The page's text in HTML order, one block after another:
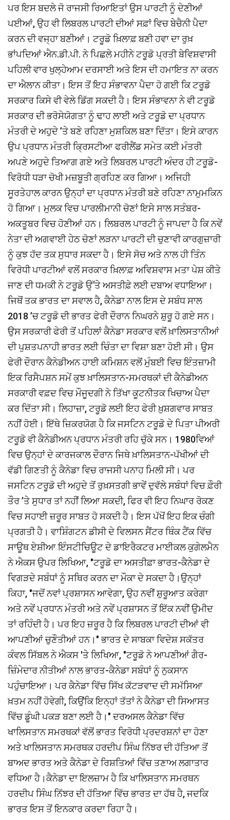
ਪਰ ਇਸ ਬਦਲੇ ਜੋ ਰਾਜਸੀ ਰਿਆਇਤਾਂ ਉਸ ਪਾਰਟੀ ਨੂੰ ਦੇਣੀਆਂ
ਪਈਆਂ, ਉਹ ਵੀ ਲਿਬਰਲ ਪਾਰਟੀ ਦੀਆਂ ਸਫ਼ਾਂ ਵਿਚ ਬੇਚੈਨੀ ਪੈਦਾ
ਕਰਨ ਦੀ ਵਜ੍ਹਾ ਬਣੀਆਂ। ਟਰੂਡੋ ਖ਼ਿਲਾਫ਼ ਬਣੀ ਹਵਾ ਦਾ ਰੁਖ਼
ਭਾਂਪਦਿਆਂ ਐਨ.ਡੀ.ਪੀ. ਨੇ ਪਿਛਲੇ ਮਹੀਨੇ ਟਰੂਡੋ ਪ੍ਰਤੀ ਬੇਵਿਸ਼ਵਾਸੀ
ਪਹਿਲੀ ਵਾਰ ਖੁਲ੍ਹੇਆਮ ਦਰਸਾਈ ਅਤੇ ਇਸ ਦੀ ਹਮਾਇਤ ਨਾ ਕਰਨ
ਦਾ ਐਲਾਨ ਕੀਤਾ। ਇਸ ਤੋਂ ਇਹ ਸੰਭਾਵਨਾ ਪੈਦਾ ਹੋ ਗਈ ਕਿ ਟਰੂਡੋ
ਸਰਕਾਰ ਕਿਸੇ ਵੀ ਵੇਲੇ ਡਿੱਗ ਸਕਦੀ ਹੈ। ਇਸ ਸੰਭਾਵਨਾ ਨੇ ਵੀ ਟਰੂਡੋ
ਸਰਕਾਰ ਦੀ ਭਰੋਸੇਯੋਗਤਾ ਨੂੰ ਢਾਹ ਲਾਈ ਅਤੇ ਟਰੂਡੋ ਦਾ ਪ੍ਰਧਾਨ
ਮੰਤਰੀ ਦੇ ਅਹੁਦੇ ’ਤੇ ਬਣੇ ਰਹਿਣਾ ਮੁਸ਼ਕਿਲ ਬਣਾ ਦਿੱਤਾ। ਇਸੇ ਕਾਰਨ
ਉਪ ਪ੍ਰਧਾਨ ਮੰਤਰੀ ਕ੍ਰਿਸਟੀਆ ਫਰੀਲੈਂਡ ਸਮੇਤ ਕਈ ਮੰਤਰੀ
ਅਪਣੇ ਅਹੁਦੇ ਤਿਆਗ ਗਏ ਅਤੇ ਲਿਬਰਲ ਪਾਰਟੀ ਅੰਦਰ ਹੀ ਟਰੂਡੋ-
ਵਿਰੋਧੀ ਧੜਾ ਚੋਖੀ ਮਜ਼ਬੂਤੀ ਗ੍ਰਹਿਣ ਕਰ ਗਿਆ। ਅਜਿਹੀ
ਸੂਰਤੇਹਾਲ ਕਾਰਨ ਉਨ੍ਹਾਂ ਦਾ ਪ੍ਰਧਾਨ ਮੰਤਰੀ ਬਣੇ ਰਹਿਣਾ ਨਾਮੁਮਕਿਨ
ਹੋ ਗਿਆ। ਮੁਲਕ ਵਿਚ ਪਾਰਲੀਮਾਨੀ ਚੋਣਾਂ ਇਸੇ ਸਾਲ ਸਤੰਬਰ-
ਅਕਤੂਬਰ ਵਿਚ ਹੋਣੀਆਂ ਹਨ। ਲਿਬਰਲ ਪਾਰਟੀ ਨੂੰ ਜਾਪਦਾ ਹੈ ਕਿ ਨਵੇਂ
ਨੇਤਾ ਦੀ ਅਗਵਾਈ ਹੇਠ ਚੋਣਾਂ ਲੜਨਾ ਪਾਰਟੀ ਦੀ ਚੁਣਾਵੀ ਕਾਰਗੁਜ਼ਾਰੀ
ਨੂੰ ਕੁਝ ਹੱਦ ਤਕ ਸੁਧਾਰ ਸਕਦਾ ਹੈ। ਇਸੇ ਸੋਚ ਅਤੇ ਨਾਲ ਹੀ ਤਿੰਨ
ਵਿਰੋਧੀ ਪਾਰਟੀਆਂ ਵਲੋਂ ਸਰਕਾਰ ਖ਼ਿਲਾਫ਼ ਅਵਿਸ਼ਵਾਸ ਮਤਾ ਪੇਸ਼ ਕੀਤੇ
ਜਾਣ ਦੀ ਧਮਕੀ ਨੇ ਟਰੂਡੋ ਉੱਤੇ ਅਸਤੀਫ਼ੇ ਲਈ ਦਬਾਅ ਵਧਾਇਆ।
ਜਿਥੋਂ ਤਕ ਭਾਰਤ ਦਾ ਸਵਾਲ ਹੈ, ਕੈਨੇਡਾ ਨਾਲ ਇਸ ਦੇ ਸਬੰਧ ਸਾਲ
2018 ’ਚ ਟਰੂਡੋ ਦੀ ਭਾਰਤ ਫੇਰੀ ਦੌਰਾਨ ਨਿਘਰਨੇ ਸ਼ੁਰੂ ਹੋ ਗਏ ਸਨ।
ਉਸ ਸਰਕਾਰੀ ਫੇਰੀ ਤੋਂ ਪਹਿਲਾਂ ਕੈਨੇਡਾ ਸਰਕਾਰ ਵਲੋਂ ਖ਼ਾਲਿਸਤਾਨੀਆਂ
ਦੀ ਪੁਸ਼ਤਪਨਾਹੀ ਭਾਰਤ ਲਈ ਚਿੰਤਾ ਦਾ ਵਿਸ਼ਾ ਬਣਾ ਹੋਈ ਸੀ। ਉਸ
ਫੇਰੀ ਦੌਰਾਨ ਕੈਨੇਡੀਅਨ ਹਾਈ ਕਮਿਸ਼ਨ ਵਲੋਂ ਮੁੰਬਈ ਵਿਚ ਇੰਤਜ਼ਾਮੀ
ਇਕ ਰਿਸੈਪਸ਼ਨ ਸਮੇਂ ਕੁਝ ਖ਼ਾਲਿਸਤਾਨ-ਸਮਰਥਕਾਂ ਦੀ ਕੈਨੇਡੀਅਨ
ਸਰਕਾਰੀ ਵਫ਼ਦ ਵਿਚ ਮੌਜੂਦਗੀ ਨੇ ਤਿੱਖਾ ਕੂਟਨੀਤਕ ਖਿਚਾਅ ਪੈਦਾ
ਕਰ ਦਿੱਤਾ ਸੀ। ਲਿਹਾਜ਼ਾ, ਟਰੂਡੋ ਲਈ ਇਹ ਫੇਰੀ ਖ਼ੁਸ਼ਗਵਾਰ ਸਾਬਤ
ਨਹੀਂ ਹੋਈ। ਇੱਥੇ ਜ਼ਿਕਰਯੋਗ ਹੈ ਕਿ ਜਸਟਿਨ ਟਰੂਡੋ ਦੇ ਪਿਤਾ ਪੀਅਰੀ
ਟਰੂਡੋ ਵੀ ਕੈਨੇਡੀਅਨ ਪ੍ਰਧਾਨ ਮੰਤਰੀ ਰਹਿ ਚੁੱਕੇ ਸਨ। 1980ਵਿਆਂ
ਵਿਚ ਉਨ੍ਹਾਂ ਦੇ ਕਾਰਜਕਾਲ ਦੌਰਾਨ ਜਿਥੇ ਖ਼ਾਲਿਸਤਾਨ-ਪੱਖੀਆਂ ਦੀ
ਵੱਡੀ ਗਿਣਤੀ ਨੂੰ ਕੈਨੇਡਾ ਵਿਚ ਰਾਜਸੀ ਪਨਾਹ ਮਿਲੀ ਸੀ। ਪਰ
ਜਸਟਿਨ ਟਰੂਡੋ ਦੀ ਅਹੁਦੇ ਤੋਂ ਰੁਖ਼ਸਤਗੀ ਭਾਵੇਂ ਦੁਵੱਲੇ ਸਬੰਧਾਂ ਵਿਚ ਫ਼ੌਰੀ
ਤੌਰ ’ਤੇ ਸੁਧਾਰ ਤਾਂ ਨਹੀਂ ਲਿਆ ਸਕਦੀ, ਫਿਰ ਵੀ ਇਹ ਨਿਘਾਰ ਰੋਕਣ
ਵਿਚ ਸਹਾਈ ਜ਼ਰੂਰ ਸਾਬਤ ਹੋ ਸਕਦੀ ਹੈ। ਇਸ ਪੱਖੋਂ ਇਹ ਇਕ ਚੰਗੀ
ਪ੍ਰਗਤੀ ਹੈ। ਵਾਸ਼ਿੰਗਟਨ ਡੀਸੀ ਦੇ ਵਿਲਸਨ ਸੈਂਟਰ ਥਿੰਕ ਟੈਂਕ ਵਿੱਚ
ਸਾਊਥ ਏਸ਼ੀਆ ਇੰਸਟੀਚਿਊਟ ਦੇ ਡਾਇਰੈਕਟਰ ਮਾਈਕਲ ਕੁਗੇਲਮੈਨ
ਨੇ ਐਕਸ ਉਪਰ ਲਿਖਿਆ, "ਟਰੂਡੋ ਦਾ ਅਸਤੀਫ਼ਾ ਭਾਰਤ-ਕੈਨੇਡਾ ਦੇ
ਵਿਗੜਦੇ ਸਬੰਧਾਂ ਨੂੰ ਸਥਿਰ ਕਰਨ ਦਾ ਮੌਕਾ ਦੇ ਸਕਦਾ ਹੈ।ਉਨ੍ਹਾਂ
ਕਿਹਾ, "ਜਦੋਂ ਨਵਾਂ ਪ੍ਰਸ਼ਾਸਨ ਆਵੇਗਾ, ਉਹ ਨਵੀਂ ਸ਼ੁਰੂਆਤ ਕਰੇਗਾ
ਅਤੇ ਨਵੇਂ ਪ੍ਰਧਾਨ ਮੰਤਰੀ ਅਤੇ ਨਵੇਂ ਪ੍ਰਸ਼ਾਸਨ ਤੋਂ ਇੱਕ ਨਵੀਂ ਉਮੀਦ
ਤਾਂ ਰਹਿੰਦੀ ਹੈ। ਪਰ ਇਹ ਜ਼ਰੂਰ ਹੈ ਕਿ ਲਿਬਰਲ ਪਾਰਟੀ ਦੀਆਂ ਵੀ
ਆਪਣੀਆਂ ਚੁਣੌਤੀਆਂ ਹਨ।" ਭਾਰਤ ਦੇ ਸਾਬਕਾ ਵਿਦੇਸ਼ ਸਕੱਤਰ
ਕੰਵਲ ਸਿੱਬਲ ਨੇ ਐਕਸ 'ਤੇ ਲਿਖਿਆ, "ਟਰੂਡੋ ਨੇ ਆਪਣੀਆਂ ਗੈਰ-
ਜ਼ਿੰਮੇਦਾਰ ਨੀਤੀਆਂ ਨਾਲ ਭਾਰਤ-ਕੈਨੇਡਾ ਸਬੰਧਾਂ ਨੂੰ ਨੁਕਸਾਨ
ਪਹੁੰਚਾਇਆ। ਪਰ ਕੈਨੇਡਾ ਵਿੱਚ ਸਿੱਖ ਕੱਟੜਵਾਦ ਦੀ ਸਮੱਸਿਆ
ਖ਼ਤਮ ਨਹੀਂ ਹੋਵੇਗੀ, ਕਿਉਂਕਿ ਇਨ੍ਹਾਂ ਤੱਤਾਂ ਨੇ ਕੈਨੇਡਾ ਦੀ ਸਿਆਸਤ
ਵਿੱਚ ਡੂੰਘੀ ਪਕੜ ਬਣਾ ਲਈ ਹੈ।" ਦਰਅਸਲ ਕੈਨੇਡਾ ਵਿੱਚ
ਖਾਲਿਸਤਾਨ ਸਮਰਥਕਾਂ ਵੱਲੋਂ ਭਾਰਤ ਵਿਰੋਧੀ ਪ੍ਰਦਰਸ਼ਨਾਂ ਦਾ ਹੋਣਾ
ਅਤੇ ਖਾਲਿਸਤਾਨ ਸਮਰਥਕ ਹਰਦੀਪ ਸਿੰਘ ਨਿੱਝਰ ਦੀ ਹੱਤਿਆ ਤੋਂ
ਬਾਅਦ ਭਾਰਤ ਅਤੇ ਕੈਨੇਡਾ ਦੇ ਰਿਸ਼ਤਿਆਂ ਵਿੱਚ ਤਣਾਅ ਲਗਾਤਾਰ
ਵਧਿਆ ਹੈ।ਕੈਨੇਡਾ ਦਾ ਇਲਜ਼ਾਮ ਹੈ ਕਿ ਖਾਲਿਸਤਾਨ ਸਮਰਥਨ
ਹਰਦੀਪ ਸਿੰਘ ਨਿੱਝਰ ਦੀ ਹੱਤਿਆ ਵਿੱਚ ਭਾਰਤ ਦਾ ਹੱਥ ਹੈ, ਜਦਕਿ
ਭਾਰਤ ਇਸ ਤੋਂ ਇਨਕਾਰ ਕਰਦਾ ਰਿਹਾ ਹੈ।